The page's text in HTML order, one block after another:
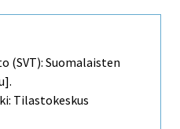
(SVT): Suomalaisten
Tilastokeskus